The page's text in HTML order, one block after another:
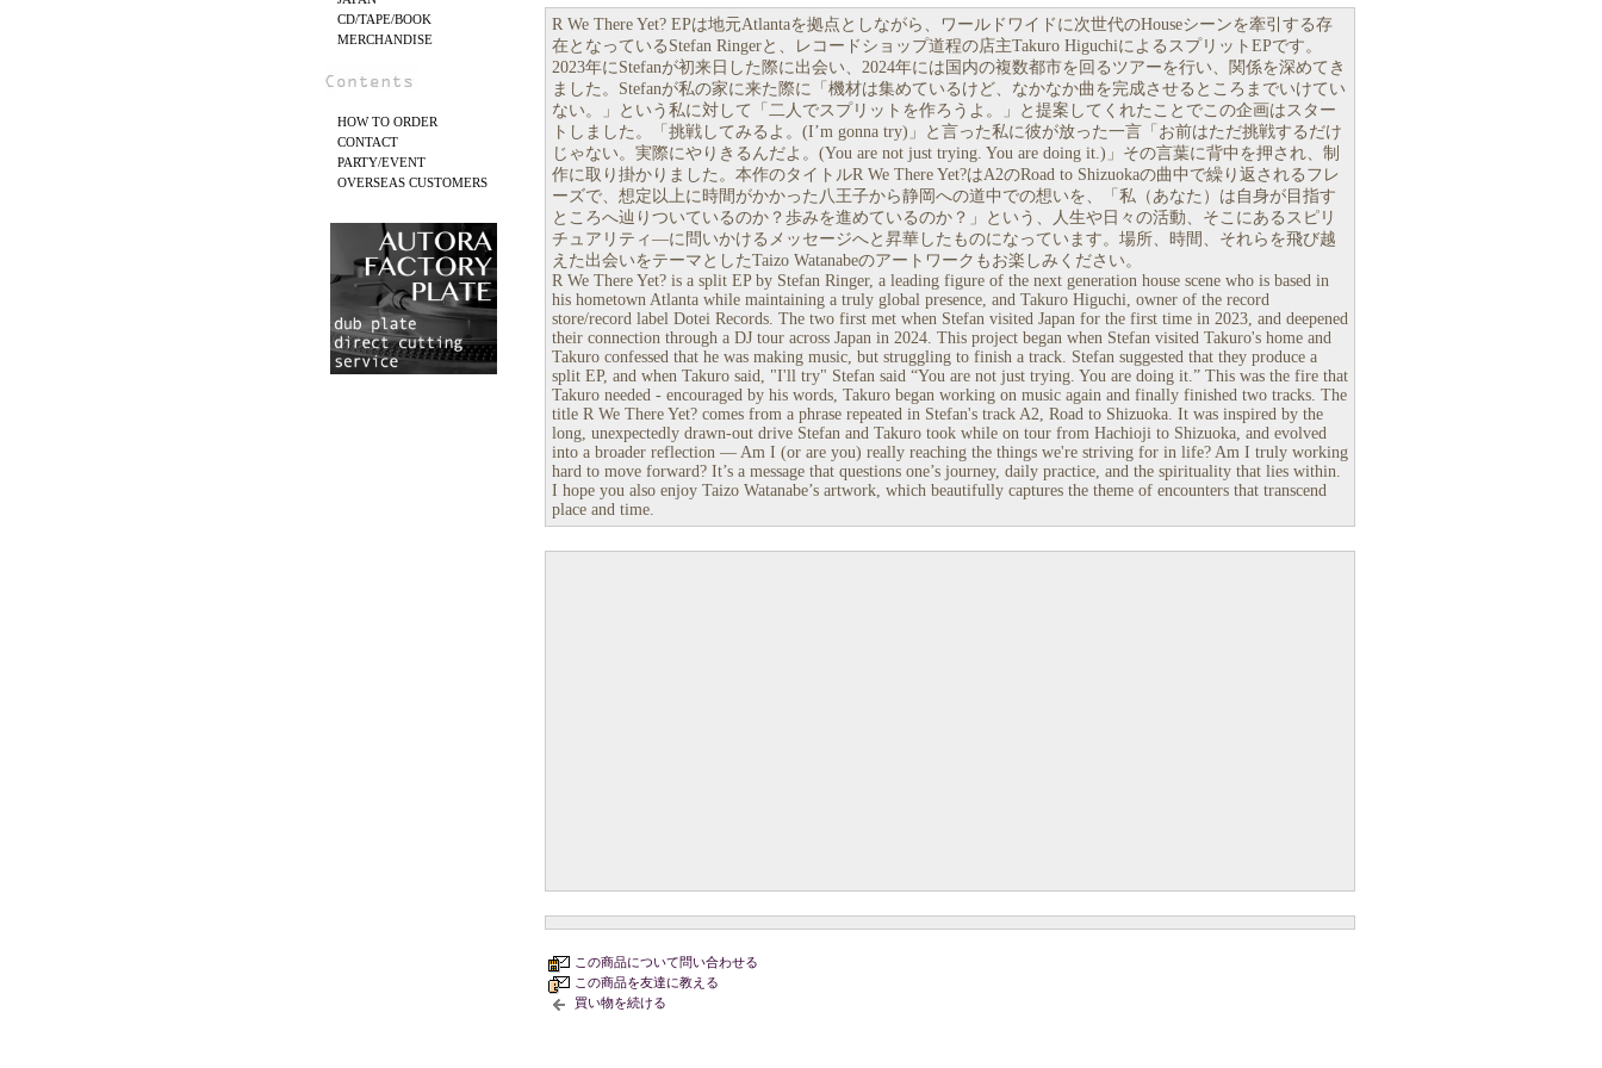
CD/TAPE/BOOK
MERCHANDISE
HOW TO ORDER
CONTACT
PARTY/EVENT
OVERSEAS CUSTOMERS
R We There Yet? EPは地元Atlantaを拠点としながら、ワールドワイドに次世代のHouseシーンを牽引する存
在となっているStefan Ringerと、レコードショップ道程の店主Takuro HiguchiによるスプリットEPです。
2023年にStefanが初来日した際に出会い、2024年には国内の複数都市を回るツアーを行い、関係を深めてき
ました。Stefanが私の家に来た際に「機材は集めているけど、なかなか曲を完成させるところまでいけてい
ない。」という私に対して「二人でスプリットを作ろうよ。」と提案してくれたことでこの企画はスター
トしました。「挑戦してみるよ。(I’m gonna try)」と言った私に彼が放った一言「お前はただ挑戦するだけ
じゃない。実際にやりきるんだよ。(You are not just trying. You are doing it.)」その言葉に背中を押され、制
作に取り掛かりました。本作のタイトルR We There Yet?はA2のRoad to Shizuokaの曲中で繰り返されるフレ
ーズで、想定以上に時間がかかった八王子から静岡への道中での想いを、「私（あなた）は自身が目指す
ところへ辿りついているのか？歩みを進めているのか？」という、人生や日々の活動、そこにあるスピリ
チュアリティ―に問いかけるメッセージへと昇華したものになっています。場所、時間、それらを飛び越
えた出会いをテーマとしたTaizo Watanabeのアートワークもお楽しみください。
R We There Yet? is a split EP by Stefan Ringer, a leading figure of the next generation house scene who is based in
his hometown Atlanta while maintaining a truly global presence, and Takuro Higuchi, owner of the record
store/record label Dotei Records. The two first met when Stefan visited Japan for the first time in 2023, and deepened
their connection through a DJ tour across Japan in 2024. This project began when Stefan visited Takuro's home and
Takuro confessed that he was making music, but struggling to finish a track. Stefan suggested that they produce a
split EP, and when Takuro said, "I'll try" Stefan said “You are not just trying. You are doing it.” This was the fire that
Takuro needed - encouraged by his words, Takuro began working on music again and finally finished two tracks. The
title R We There Yet? comes from a phrase repeated in Stefan's track A2, Road to Shizuoka. It was inspired by the
long, unexpectedly drawn-out drive Stefan and Takuro took while on tour from Hachioji to Shizuoka, and evolved
into a broader reflection — Am I (or are you) really reaching the things we're striving for in life? Am I truly working
hard to move forward? It’s a message that questions one’s journey, daily practice, and the spirituality that lies within.
I hope you also enjoy Taizo Watanabe’s artwork, which beautifully captures the theme of encounters that transcend
place and time.
この商品について問い合わせる
この商品を友達に教える
買い物を続ける